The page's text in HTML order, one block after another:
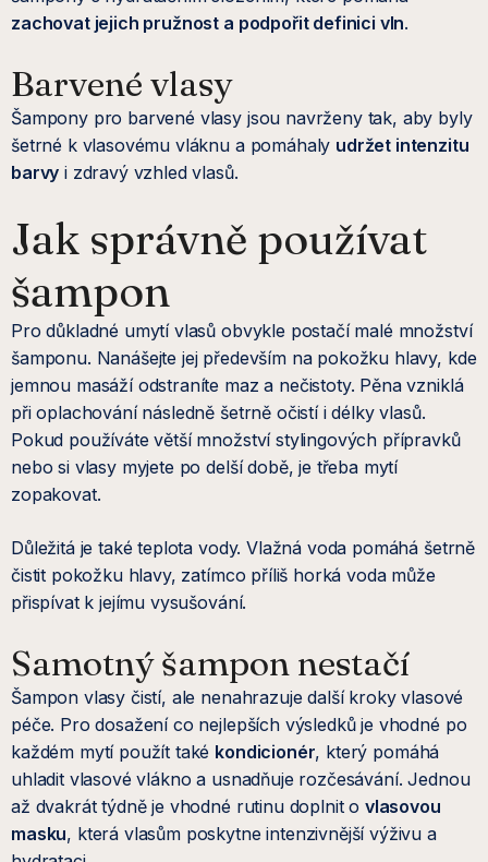
zachovat jejich pružnost a podpořit definici vln.
Barvené vlasy
Šampony pro barvené vlasy jsou navrženy tak, aby byly
šetrné k vlasovému vláknu a pomáhaly udržet intenzitu
barvy i zdravý vzhled vlasů.
Jak správně používat
šampon
Pro důkladné umytí vlasů obvykle postačí malé množství
šamponu. Nanášejte jej především na pokožku hlavy, kde
jemnou masáží odstraníte maz a nečistoty. Pěna vzniklá
při oplachování následně šetrně očistí i délky vlasů.
Pokud používáte větší množství stylingových přípravků
nebo si vlasy myjete po delší době, je třeba mytí
zopakovat.
Důležitá je také teplota vody. Vlažná voda pomáhá šetrně
čistit pokožku hlavy, zatímco příliš horká voda může
přispívat k jejímu vysušování.
Samotný šampon nestačí
Šampon vlasy čistí, ale nenahrazuje další kroky vlasové
péče. Pro dosažení co nejlepších výsledků je vhodné po
každém mytí použít také kondicionér, který pomáhá
uhladit vlasové vlákno a usnadňuje rozčesávání. Jednou
až dvakrát týdně je vhodné rutinu doplnit o vlasovou
masku, která vlasům poskytne intenzivnější výživu a